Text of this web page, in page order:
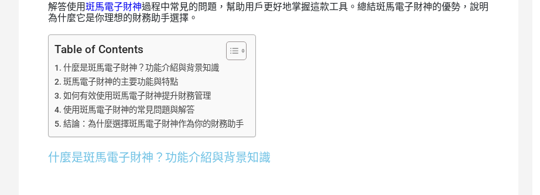
解答使用斑馬電子財神過程中常見的問題，幫助用戶更好地掌握這款工具。總結斑馬電子財神的優勢，說明
為什麼它是你理想的財務助手選擇。
Table of Contents
什麼是斑馬電子財神？功能介紹與背景知識
斑馬電子財神的主要功能與特點
如何有效使用斑馬電子財神提升財務管理
使用斑馬電子財神的常見問題與解答
結論：為什麼選擇斑馬電子財神作為你的財務助手
什麼是斑馬電子財神？功能介紹與背景知識